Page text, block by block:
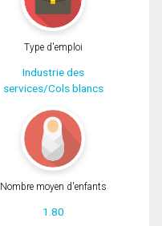
Type d'emploi
Industrie des
services/Cols blancs
Nombre moyen d'enfants
1.80